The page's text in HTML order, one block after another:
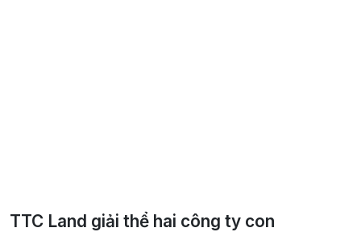
TTC Land giải thể hai công ty con